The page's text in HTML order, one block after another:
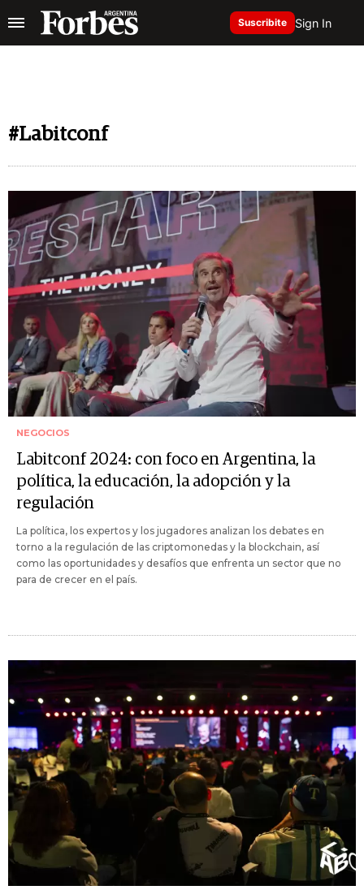
Suscribite Sign In
#Labitconf
NEGOCIOS
Labitconf 2024: con foco en Argentina, la
política, la educación, la adopción y la
regulación
La política, los expertos y los jugadores analizan los debates en
torno a la regulación de las criptomonedas y la blockchain, así
como las oportunidades y desafíos que enfrenta un sector que no
para de crecer en el país.